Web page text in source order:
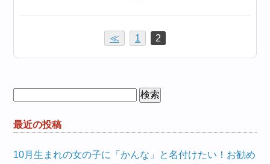
≪ 1 2
最近の投稿
10月生まれの女の子に「かんな」と名付けたい！お勧め